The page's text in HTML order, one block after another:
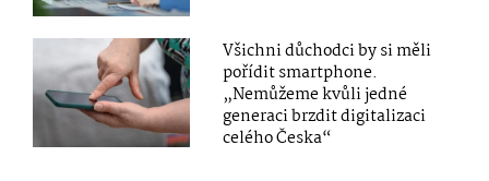
Všichni důchodci by si měli
pořídit smartphone.
„Nemůžeme kvůli jedné
generaci brzdit digitalizaci
celého Česka“